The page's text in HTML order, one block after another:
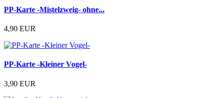
PP-Karte -Mistelzweig- ohne...
4,90 EUR
PP-Karte -Kleiner Vogel-
3,90 EUR